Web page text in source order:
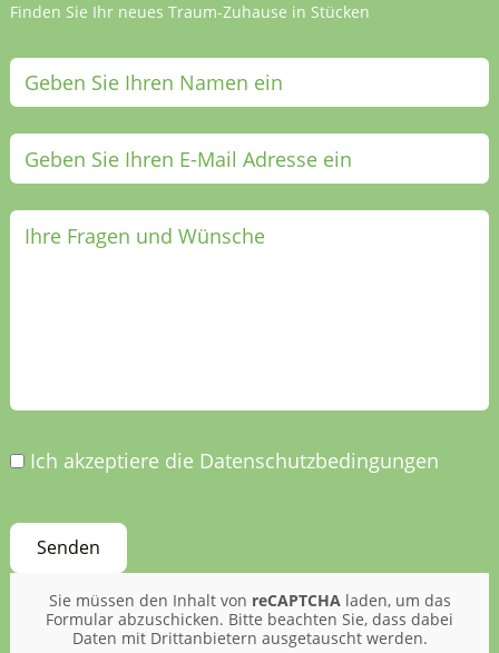
Finden Sie Ihr neues Traum-Zuhause in Stücken
Ich akzeptiere die Datenschutzbedingungen
Sie müssen den Inhalt von reCAPTCHA laden, um das
Formular abzuschicken. Bitte beachten Sie, dass dabei
Daten mit Drittanbietern ausgetauscht werden.